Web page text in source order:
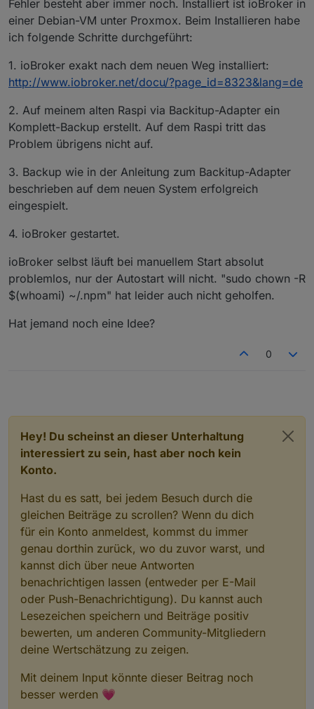
Fehler besteht aber immer noch. Installiert ist ioBroker in
einer Debian-VM unter Proxmox. Beim Installieren habe
ich folgende Schritte durchgeführt:
1. ioBroker exakt nach dem neuen Weg installiert:
http://www.iobroker.net/docu/?page_id=8323&lang=de
2. Auf meinem alten Raspi via Backitup-Adapter ein
Komplett-Backup erstellt. Auf dem Raspi tritt das
Problem übrigens nicht auf.
3. Backup wie in der Anleitung zum Backitup-Adapter
beschrieben auf dem neuen System erfolgreich
eingespielt.
4. ioBroker gestartet.
ioBroker selbst läuft bei manuellem Start absolut
problemlos, nur der Autostart will nicht. "sudo chown -R
$(whoami) ~/.npm" hat leider auch nicht geholfen.
Hat jemand noch eine Idee?
0
Hey! Du scheinst an dieser Unterhaltung
interessiert zu sein, hast aber noch kein
Konto.
Hast du es satt, bei jedem Besuch durch die
gleichen Beiträge zu scrollen? Wenn du dich
für ein Konto anmeldest, kommst du immer
genau dorthin zurück, wo du zuvor warst, und
kannst dich über neue Antworten
benachrichtigen lassen (entweder per E-Mail
oder Push-Benachrichtigung). Du kannst auch
Lesezeichen speichern und Beiträge positiv
bewerten, um anderen Community-Mitgliedern
deine Wertschätzung zu zeigen.
Mit deinem Input könnte dieser Beitrag noch
besser werden 💗